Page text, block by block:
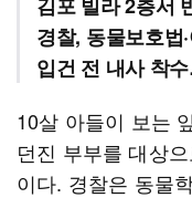
경찰, 동물보호법
입건 전 내사 착
10살 아들이 보는
던진 부부를 대상
이다. 경찰은 동물